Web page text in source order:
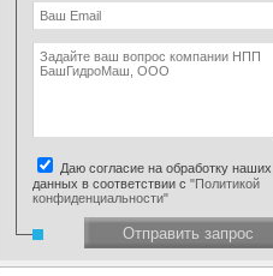
Даю согласие на обработку наших
данных в соответствии с "Политикой
конфиденциальности"
Отправить запрос